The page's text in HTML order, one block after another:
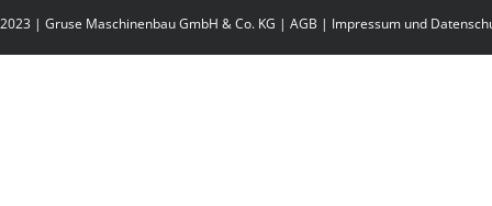
| Gruse Maschinenbau GmbH & Co. KG | AGB | Impressum und